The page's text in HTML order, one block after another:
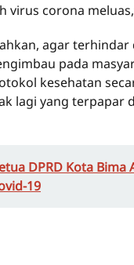
virus corona
agar terhindar
pada
kesehatan
lagi yang terpapar
DPRD Kota Bima
19